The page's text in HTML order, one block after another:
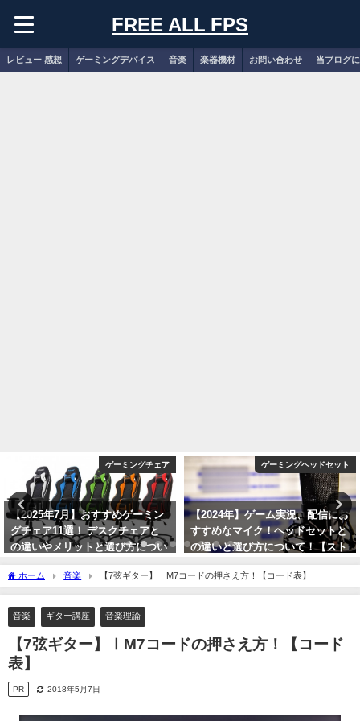
FREE ALL FPS
レビュー 感想 ゲーミングデバイス 音楽 楽器機材 お問い合わせ 当ブログ
ゲーミングチェア
【2025年7月】おすすめゲーミン
グチェア11選！ デスクチェアと
の違いやメリットと選び方につい
て！
ゲーミングヘッドセット
【2024年】ゲーム実況、配信にお
すすめなマイク！ヘッドセットと
の違いと選び方について！【スト
リーマー向け】
ホーム 音楽 【7弦ギター】ⅠM7コードの押さえ方！【コード表】
音楽 ギター講座 音楽理論
【7弦ギター】ⅠM7コードの押さえ方！【コード
表】
PR 2018年5月7日